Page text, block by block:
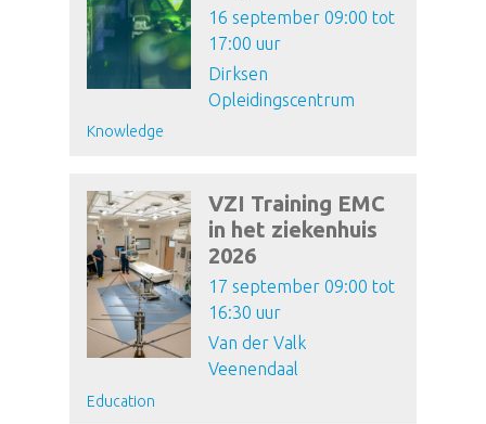
16 september 09:00 tot
17:00 uur
Dirksen
Opleidingscentrum
Knowledge
VZI Training EMC
in het ziekenhuis
2026
17 september 09:00 tot
16:30 uur
Van der Valk
Veenendaal
Education